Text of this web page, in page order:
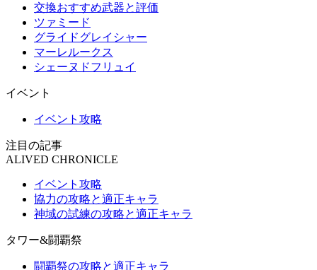
交換おすすめ武器と評価
ツァミード
グライドグレイシャー
マーレルークス
シェーヌドフリュイ
イベント
イベント攻略
注目の記事
ALIVED CHRONICLE
イベント攻略
協力の攻略と適正キャラ
神域の試練の攻略と適正キャラ
タワー&闘覇祭
闘覇祭の攻略と適正キャラ